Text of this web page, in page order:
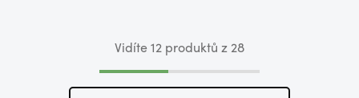
Vidíte 12 produktů z 28